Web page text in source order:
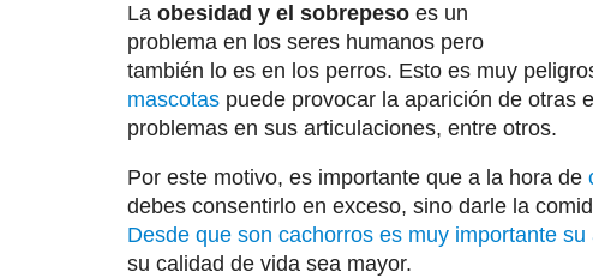
La obesidad y el sobrepeso es un
problema en los seres humanos pero
también lo es en los perros. Esto es muy
mascotas puede provocar la aparición de otras
problemas en sus articulaciones, entre otros.
Por este motivo, es importante que a la hora de
debes consentirlo en exceso, sino darle la
Desde que son cachorros es muy importante su
su calidad de vida sea mayor.